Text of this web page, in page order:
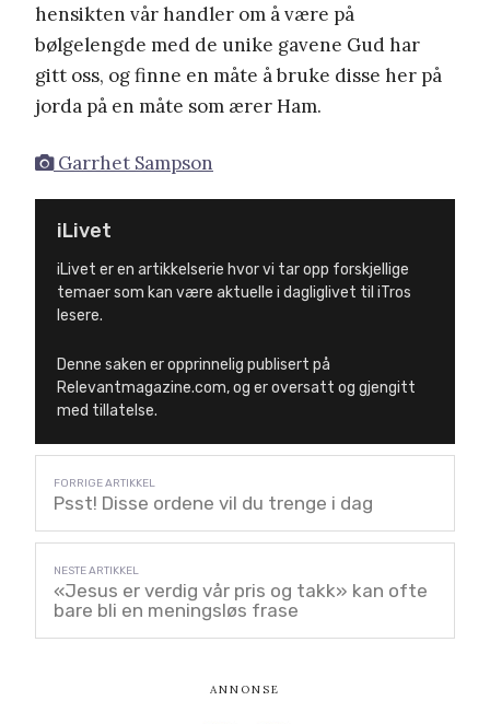
hensikten vår handler om å være på
bølgelengde med de unike gavene Gud har
gitt oss, og finne en måte å bruke disse her på
jorda på en måte som ærer Ham.
Garrhet Sampson
iLivet
iLivet er en artikkelserie hvor vi tar opp forskjellige
temaer som kan være aktuelle i dagliglivet til iTros
lesere.
Denne saken er opprinnelig publisert på
Relevantmagazine.com, og er oversatt og gjengitt
med tillatelse.
Psst! Disse ordene vil du trenge i dag
«Jesus er verdig vår pris og takk» kan ofte
bare bli en meningsløs frase